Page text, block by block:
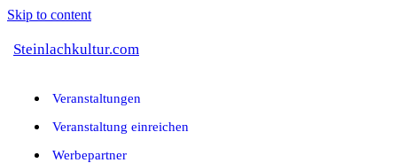
Skip to content
Steinlachkultur.com
Veranstaltungen
Veranstaltung einreichen
Werbepartner